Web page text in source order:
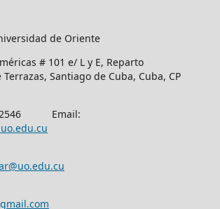
de Oriente
# 101 e/ L y E, Reparto
Santiago de Cuba, Cuba, CP
Email: